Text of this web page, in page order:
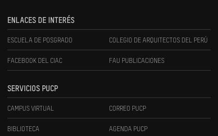
ENLACES DE INTERÉS
ESCUELA DE POSGRADO COLEGIO DE ARQUITECTOS DEL PERÚ
FACEBOOK DEL CIAC FAU PUBLICACIONES
SERVICIOS PUCP
CAMPUS VIRTUAL CORREO PUCP
BIBLIOTECA AGENDA PUCP